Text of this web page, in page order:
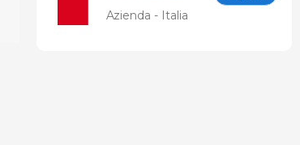
Azienda - Italia